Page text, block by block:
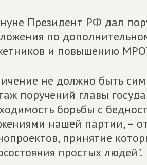
Президент РФ дал
по
и повышению
не должно быть
поручений главы
борьбы с
нашей партии, –
принятие
простых людей".